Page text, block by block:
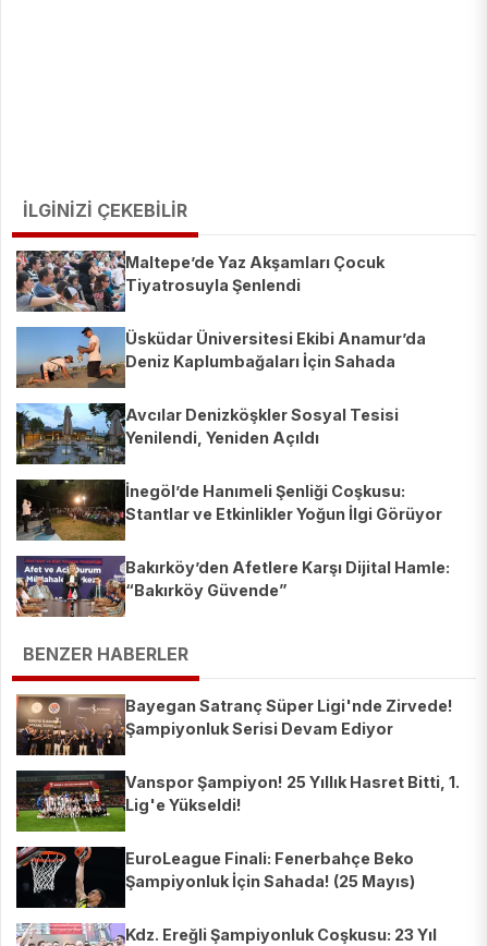
İLGİNİZİ ÇEKEBİLİR
Maltepe’de Yaz Akşamları Çocuk
Tiyatrosuyla Şenlendi
Üsküdar Üniversitesi Ekibi Anamur’da
Deniz Kaplumbağaları İçin Sahada
Avcılar Denizköşkler Sosyal Tesisi
Yenilendi, Yeniden Açıldı
İnegöl’de Hanımeli Şenliği Coşkusu:
Stantlar ve Etkinlikler Yoğun İlgi Görüyor
Bakırköy’den Afetlere Karşı Dijital Hamle:
“Bakırköy Güvende”
BENZER HABERLER
Bayegan Satranç Süper Ligi'nde Zirvede!
Şampiyonluk Serisi Devam Ediyor
Vanspor Şampiyon! 25 Yıllık Hasret Bitti, 1.
Lig'e Yükseldi!
EuroLeague Finali: Fenerbahçe Beko
Şampiyonluk İçin Sahada! (25 Mayıs)
Kdz. Ereğli Şampiyonluk Coşkusu: 23 Yıl